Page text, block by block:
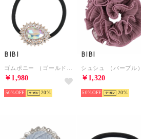
BIBI
￥1,980
50% 20
BIBI
シュシュ （パープル）
￥1,320
50% 20